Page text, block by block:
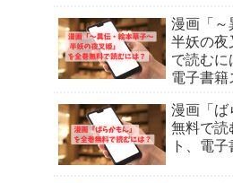
漫画「～
半妖の夜
で読むに
電子書籍
漫画「ば
無料で読
ト、電